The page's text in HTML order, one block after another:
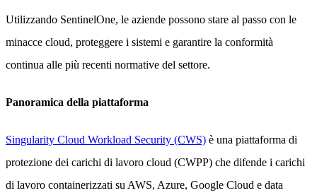
Utilizzando SentinelOne, le aziende possono stare al passo con le
minacce cloud, proteggere i sistemi e garantire la conformità
continua alle più recenti normative del settore.
Panoramica della piattaforma
Singularity Cloud Workload Security (CWS) è una piattaforma di
protezione dei carichi di lavoro cloud (CWPP) che difende i carichi
di lavoro containerizzati su AWS, Azure, Google Cloud e data